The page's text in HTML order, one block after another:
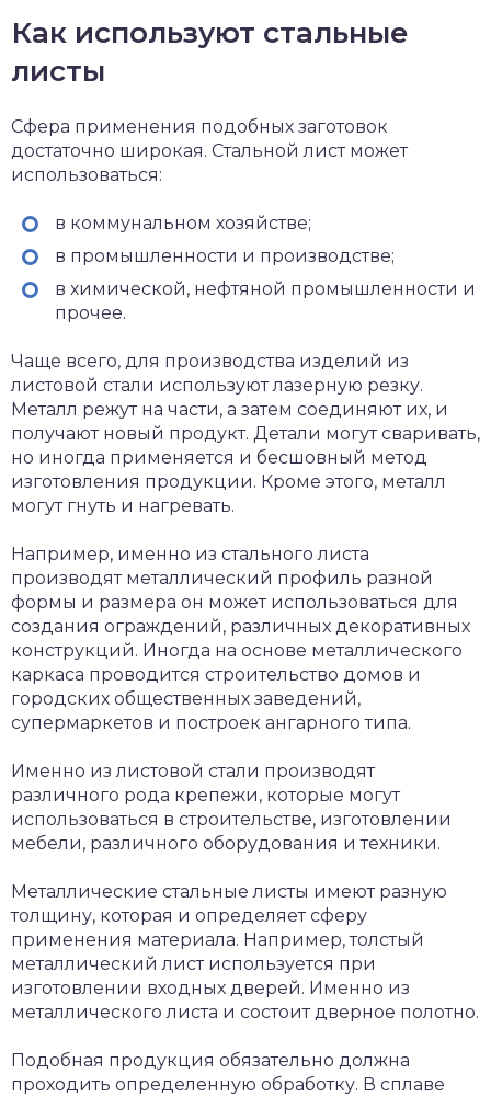
Как используют стальные
листы
Сфера применения подобных заготовок
достаточно широкая. Стальной лист может
использоваться:
в коммунальном хозяйстве;
в промышленности и производстве;
в химической, нефтяной промышленности и
прочее.
Чаще всего, для производства изделий из
листовой стали используют лазерную резку.
Металл режут на части, а затем соединяют их, и
получают новый продукт. Детали могут сваривать,
но иногда применяется и бесшовный метод
изготовления продукции. Кроме этого, металл
могут гнуть и нагревать.
Например, именно из стального листа
производят металлический профиль разной
формы и размера он может использоваться для
создания ограждений, различных декоративных
конструкций. Иногда на основе металлического
каркаса проводится строительство домов и
городских общественных заведений,
супермаркетов и построек ангарного типа.
Именно из листовой стали производят
различного рода крепежи, которые могут
использоваться в строительстве, изготовлении
мебели, различного оборудования и техники.
Металлические стальные листы имеют разную
толщину, которая и определяет сферу
применения материала. Например, толстый
металлический лист используется при
изготовлении входных дверей. Именно из
металлического листа и состоит дверное полотно.
Подобная продукция обязательно должна
проходить определенную обработку. В сплаве